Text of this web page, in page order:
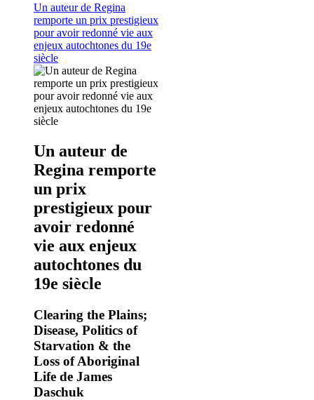
Un auteur de Regina
remporte un prix prestigieux
pour avoir redonné vie aux
enjeux autochtones du 19e
siècle
Un auteur de
Regina remporte
un prix
prestigieux pour
avoir redonné
vie aux enjeux
autochtones du
19e siècle
Clearing the Plains;
Disease, Politics of
Starvation & the
Loss of Aboriginal
Life de James
Daschuk